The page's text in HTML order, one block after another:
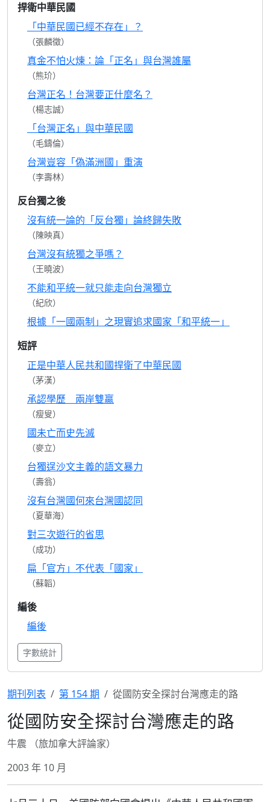
捍衛中華民國
「中華民國已經不存在」？
（張麟徵）
真金不怕火煉：論「正名」與台灣誰屬
（熊玠）
台灣正名！台灣要正什麼名？
（楊志誠）
「台灣正名」與中華民國
（毛鑄倫）
台灣豈容「偽滿洲國」重演
（李壽林）
反台獨之後
沒有統一論的「反台獨」論終歸失敗
（陳映真）
台灣沒有統獨之爭嗎？
（王曉波）
不能和平統一就只能走向台灣獨立
（紀欣）
根據「一國兩制」之現實追求國家「和平統一」
短評
正是中華人民共和國捍衛了中華民國
（茅漢）
承認學歷 兩岸雙贏
（瘦叟）
國未亡而史先滅
（麥立）
台獨逞沙文主義的語文暴力
（壽翁）
沒有台灣國何來台灣國認同
（夏華海）
對三次遊行的省思
（成功）
扁「官方」不代表「國家」
（蘇韜）
編後
編後
字數統計
期刊列表 第 154 期 從國防安全探討台灣應走的路
從國防安全探討台灣應走的路
牛震 （旅加拿大評論家）
2003 年 10 月